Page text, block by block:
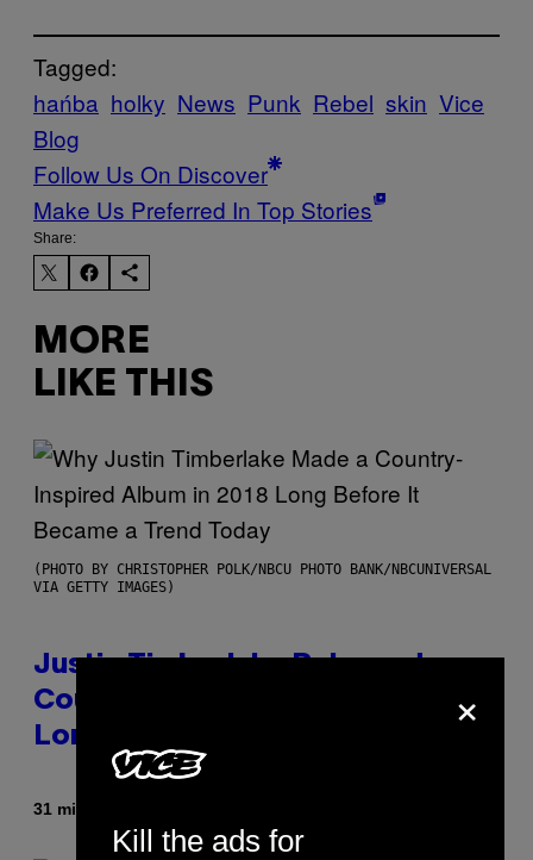
Tagged:
hańba holky News Punk Rebel skin Vice
Blog
Follow Us On Discover
Make Us Preferred In Top Stories
Share:
MORE
LIKE THIS
(PHOTO BY CHRISTOPHER POLK/NBCU PHOTO BANK/NBCUNIVERSAL
VIA GETTY IMAGES)
Justin Timberlake Released a
Country-Inspired Album in 2018
Long Before It Became a Trend
31 minutes ago
×
Kill the ads for